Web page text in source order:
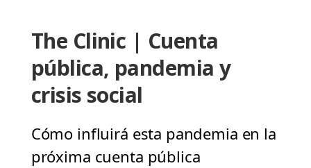
The Clinic | Cuenta
pública, pandemia y
crisis social
Cómo influirá esta pandemia en la
próxima cuenta pública